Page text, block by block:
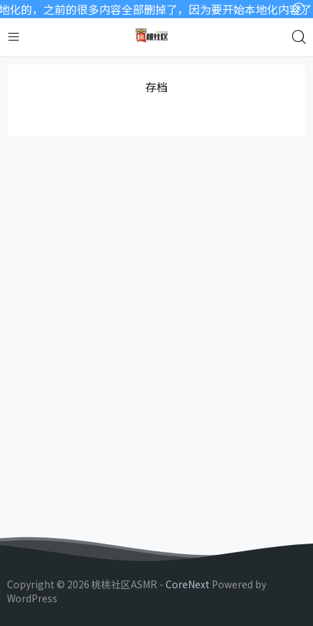
的，之前的很多内容全部删掉了，因为要开始本地化内容
存档
Copyright © 2026 桃桃社区ASMR - CoreNext Powered by
WordPress